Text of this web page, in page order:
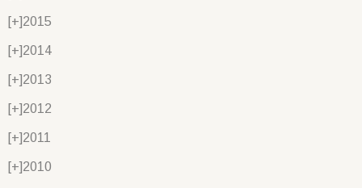
[+]2015
[+]2014
[+]2013
[+]2012
[+]2011
[+]2010